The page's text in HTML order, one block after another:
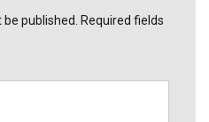
published. Required fields